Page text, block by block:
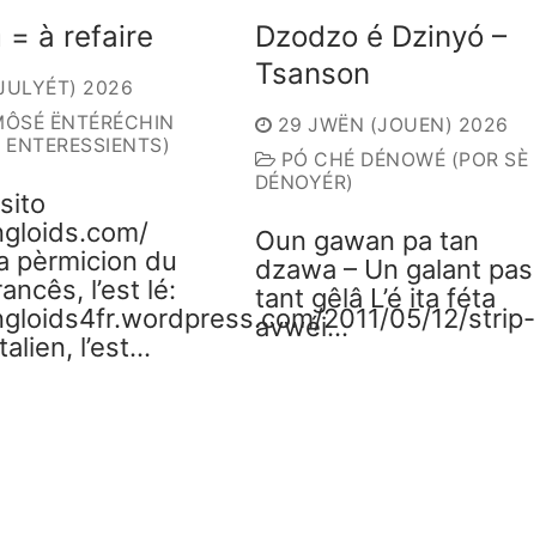
= à refaire
2026
ËNTÉRÉCHIN
pèrmicion du
l’est lé:
2011/05/12/strip-
l’est…
Dzodzo é Dzinyó –
Tsanson
29 JWËN (JOUEN) 2026
PÓ CHÉ DÉNOWÉ (POR SÈ
DÉNOYÉR)
Oun gawan pa tan
dzawa – Un galant pas
tant gêlâ L’é ita féta
avwéi…